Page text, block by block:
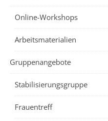
Online-Workshops
Arbeitsmaterialien
Gruppenangebote
Stabilisierungsgruppe
Frauentreff